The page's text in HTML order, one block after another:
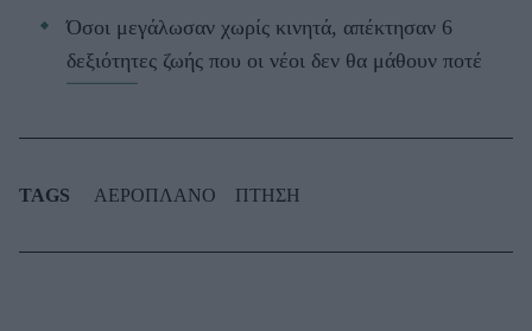
Όσοι μεγάλωσαν χωρίς κινητά, απέκτησαν 6
δεξιότητες ζωής που οι νέοι δεν θα μάθουν ποτέ
TAGS ΑΕΡΟΠΛΑΝΟ ΠΤΗΣΗ